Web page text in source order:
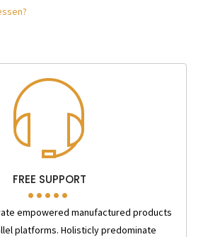
FREE SUPPORT
empowered manufactured products
platforms. Holisticly predominate